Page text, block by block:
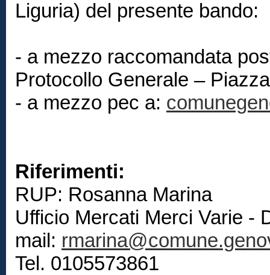
Liguria) del presente bando:
- a mezzo raccomandata
Protocollo Generale –
- a mezzo pec a:
Riferimenti:
RUP: Rosanna Marina
Ufficio Mercati Merci Varie -
mail:
Tel. 0105573861